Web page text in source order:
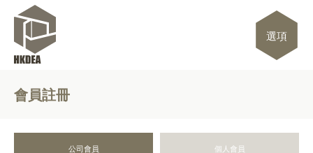
選項
會員註冊
公司會員 個人會員